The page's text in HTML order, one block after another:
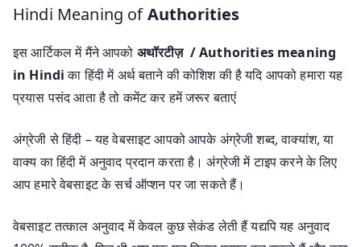
Hindi Meaning ofAuthorities
इस आर्टिकल में मैंने आपको अथॉरटीज़ / Authorities meaning
in Hindiका हिंदी में अर्थ बताने की कोशिश की है यदि आपको हमारा यह
प्रयास पसंद आता है तो कमेंट कर हमें जरूर बताएं
अंग्रेजी से हिंदी – यह वेबसाइट आपको आपके अंग्रेजी शब्द, वाक्यांश, या
वाक्य का हिंदी में अनुवाद प्रदान करता है। अंग्रेजी में टाइप करने के लिए
आप हमारे वेबसाइट के सर्च ऑप्शन पर जा सकते हैं।
वेबसाइट तत्काल अनुवाद में केवल कुछ सेकंड लेती हैं यद्यपि यह अनुवाद